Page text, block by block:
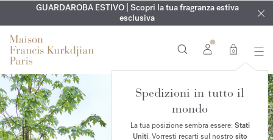
ESCLUSIVO | Scopri la nuova fragranza OUDvelvet moodnel
tuo ordine*
INCISIONE GRATUITA | Su tutte le fragranze e gli oli per il
corpo fino al 9 agosto
GUARDAROBA ESTIVO | Scopri la tua fragranza estiva
esclusiva
0
Spedizioni in tutto il
mondo
La tua posizione sembra essere: Stati
Uniti. Vorresti recarti sul nostro sito